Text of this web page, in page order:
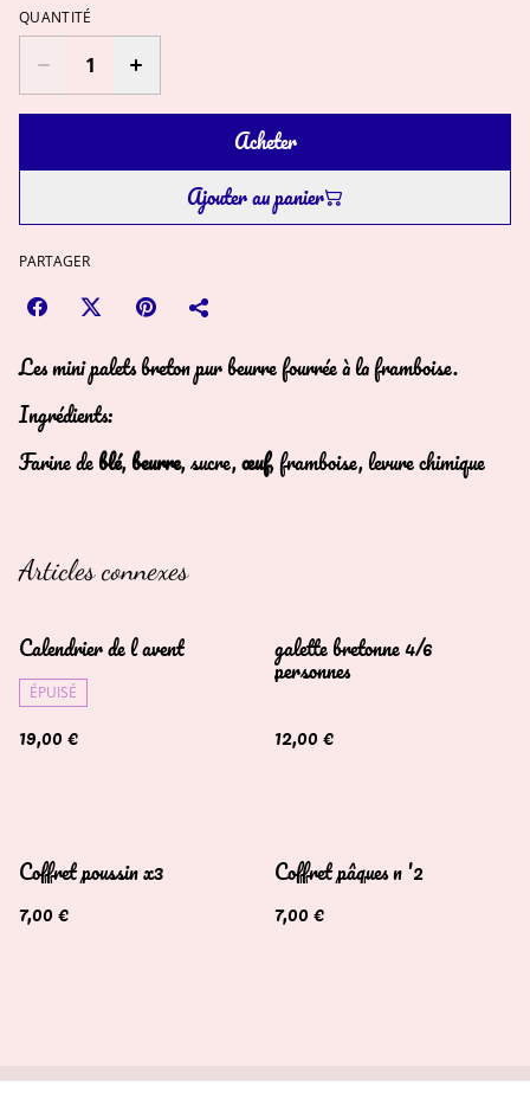
QUANTITÉ
Acheter
Ajouter au panier
PARTAGER
Les mini palets breton pur beurre fourrée à la framboise.
Ingrédients:
Farine deblé,beurre, sucre,œuf, framboise, levure chimique
Articles connexes
Calendrier de l avent
ÉPUISÉ
19,00 €
galette bretonne 4/6
personnes
12,00 €
Coffret poussin x3
7,00 €
Coffret pâques n '2
7,00 €